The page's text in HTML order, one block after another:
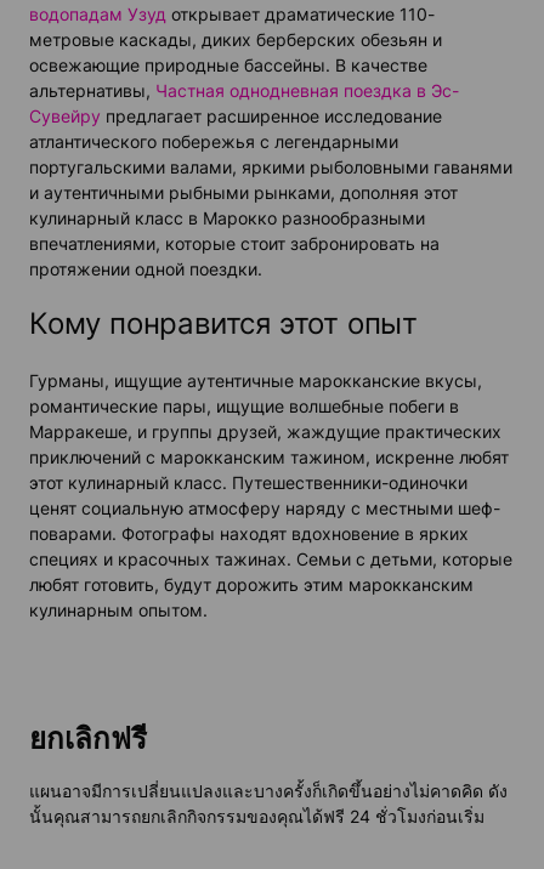
водопадам Узуд открывает драматические 110-
метровые каскады, диких берберских обезьян и
освежающие природные бассейны. В качестве
альтернативы, Частная однодневная поездка в Эс-
Сувейру предлагает расширенное исследование
атлантического побережья с легендарными
португальскими валами, яркими рыболовными гаванями
и аутентичными рыбными рынками, дополняя этот
кулинарный класс в Марокко разнообразными
впечатлениями, которые стоит забронировать на
протяжении одной поездки.
Кому понравится этот опыт
Гурманы, ищущие аутентичные марокканские вкусы,
романтические пары, ищущие волшебные побеги в
Марракеше, и группы друзей, жаждущие практических
приключений с марокканским тажином, искренне любят
этот кулинарный класс. Путешественники-одиночки
ценят социальную атмосферу наряду с местными шеф-
поварами. Фотографы находят вдохновение в ярких
специях и красочных тажинах. Семьи с детьми, которые
любят готовить, будут дорожить этим марокканским
кулинарным опытом.
ยกเลิกฟรี
แผนอาจมีการเปลี่ยนแปลงและบางครั้งก็เกิดขึ้นอย่างไม่คาดคิด ดัง
นั้นคุณสามารถยกเลิกกิจกรรมของคุณได้ฟรี 24 ชั่วโมงก่อนเริ่ม